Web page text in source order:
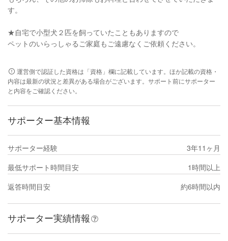
す。
★自宅で小型犬２匹を飼っていたこともありますので
ペットのいらっしゃるご家庭もご遠慮なくご依頼ください。
運営側で認証した資格は「資格」欄に記載しています。ほか記載の資格・
内容は最新の状況と差異がある場合がございます。サポート前にサポーター
と内容をご確認ください。
サポーター基本情報
サポーター経験
3年11ヶ月
最低サポート時間目安
1時間以上
返答時間目安
約6時間以内
サポーター実績情報